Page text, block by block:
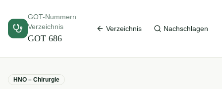
GOT-Nummern
Verzeichnis
GOT 686
Verzeichnis Nachschlagen
HNO – Chirurgie